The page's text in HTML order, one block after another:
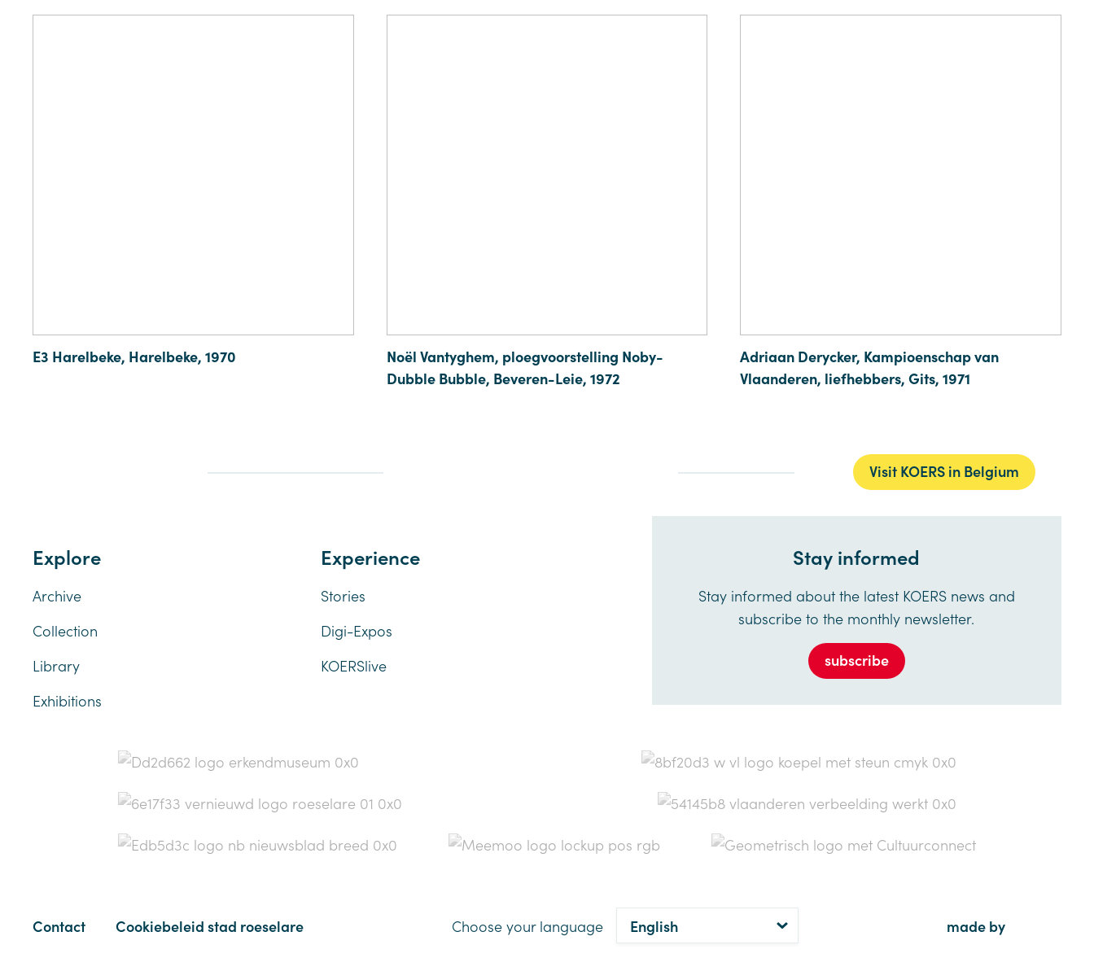
E3 Harelbeke, Harelbeke, 1970
Noël Vantyghem, ploegvoorstelling Noby-
Dubble Bubble, Beveren-Leie, 1972
Adriaan Derycker, Kampioenschap van
Vlaanderen, liefhebbers, Gits, 1971
Visit KOERS in Belgium
Explore
Archive
Collection
Library
Exhibitions
Experience
Stories
Digi-Expos
KOERSlive
Stay informed
Stay informed about the latest KOERS news and
subscribe to the monthly newsletter.
subscribe
Contact Cookiebeleid stad roeselare Choose your language made by